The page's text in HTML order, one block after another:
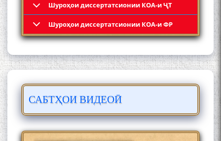
Шyроҳои диссертатсионии КОА-и ҶТ
Шyроҳои диссертатсионии КОА-и ФР
САБТҲОИ ВИДЕОӢ
Кадамчо Худои Шарифзода
Сайре дар Осорхона
Муҳаммадҷон Раҳимӣ